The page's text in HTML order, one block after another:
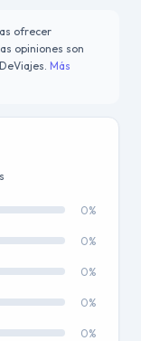
ofrecer
opiniones son
Más
0%
0%
0%
0%
0%